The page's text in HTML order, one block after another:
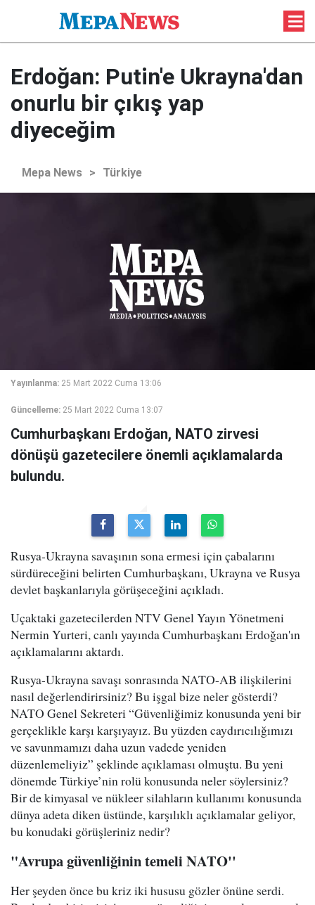
Erdoğan: Putin'e Ukrayna'dan
onurlu bir çıkış yap
diyeceğim
Mepa News > Türkiye
Yayınlanma: 25 Mart 2022 Cuma 13:06
Güncelleme: 25 Mart 2022 Cuma 13:07
Cumhurbaşkanı Erdoğan, NATO zirvesi
dönüşü gazetecilere önemli açıklamalarda
bulundu.
Rusya-Ukrayna savaşının sona ermesi için çabalarını
sürdüreceğini belirten Cumhurbaşkanı, Ukrayna ve Rusya
devlet başkanlarıyla görüşeceğini açıkladı.
Uçaktaki gazetecilerden NTV Genel Yayın Yönetmeni
Nermin Yurteri, canlı yayında Cumhurbaşkanı Erdoğan'ın
açıklamalarını aktardı.
Rusya-Ukrayna savaşı sonrasında NATO-AB ilişkilerini
nasıl değerlendirirsiniz? Bu işgal bize neler gösterdi?
NATO Genel Sekreteri “Güvenliğimiz konusunda yeni bir
gerçeklikle karşı karşıyayız. Bu yüzden caydırıcılığımızı
ve savunmamızı daha uzun vadede yeniden
düzenlemeliyiz” şeklinde açıklaması olmuştu. Bu yeni
dönemde Türkiye’nin rolü konusunda neler söylersiniz?
Bir de kimyasal ve nükleer silahların kullanımı konusunda
dünya adeta diken üstünde, karşılıklı açıklamalar geliyor,
bu konudaki görüşleriniz nedir?
"Avrupa güvenliğinin temeli NATO''
Her şeyden önce bu kriz iki hususu gözler önüne serdi.